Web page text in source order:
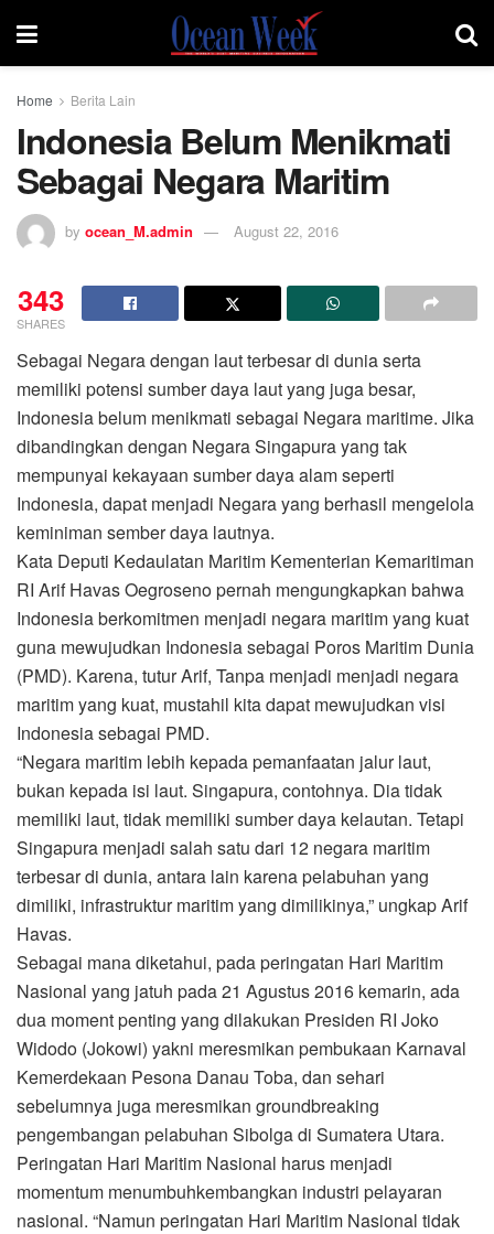
Home Berita Lain
Indonesia Belum Menikmati
Sebagai Negara Maritim
by ocean_M.admin August 22, 2016
343
SHARES
Sebagai Negara dengan laut terbesar di dunia serta
memiliki potensi sumber daya laut yang juga besar,
Indonesia belum menikmati sebagai Negara maritime. Jika
dibandingkan dengan Negara Singapura yang tak
mempunyai kekayaan sumber daya alam seperti
Indonesia, dapat menjadi Negara yang berhasil mengelola
keminiman sember daya lautnya.
Kata Deputi Kedaulatan Maritim Kementerian Kemaritiman
RI Arif Havas Oegroseno pernah mengungkapkan bahwa
Indonesia berkomitmen menjadi negara maritim yang kuat
guna mewujudkan Indonesia sebagai Poros Maritim Dunia
(PMD). Karena, tutur Arif, Tanpa menjadi menjadi negara
maritim yang kuat, mustahil kita dapat mewujudkan visi
Indonesia sebagai PMD.
“Negara maritim lebih kepada pemanfaatan jalur laut,
bukan kepada isi laut. Singapura, contohnya. Dia tidak
memiliki laut, tidak memiliki sumber daya kelautan. Tetapi
Singapura menjadi salah satu dari 12 negara maritim
terbesar di dunia, antara lain karena pelabuhan yang
dimiliki, infrastruktur maritim yang dimilikinya,” ungkap Arif
Havas.
Sebagai mana diketahui, pada peringatan Hari Maritim
Nasional yang jatuh pada 21 Agustus 2016 kemarin, ada
dua moment penting yang dilakukan Presiden RI Joko
Widodo (Jokowi) yakni meresmikan pembukaan Karnaval
Kemerdekaan Pesona Danau Toba, dan sehari
sebelumnya juga meresmikan groundbreaking
pengembangan pelabuhan Sibolga di Sumatera Utara.
Peringatan Hari Maritim Nasional harus menjadi
momentum menumbuhkembangkan industri pelayaran
nasional. “Namun peringatan Hari Maritim Nasional tidak